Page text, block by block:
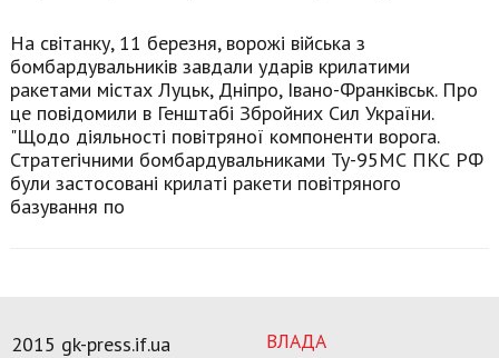
На світанку, 11 березня, ворожі війська з
бомбардувальників завдали ударів крилатими
ракетами містах Луцьк, Дніпро, Івано-Франківськ. Про
це повідомили в Генштабі Збройних Сил України.
"Щодо діяльності повітряної компоненти ворога.
Стратегічними бомбардувальниками Ту-95МС ПКС РФ
були застосовані крилаті ракети повітряного
базування по
ВЛАДА
2015 gk-press.if.ua